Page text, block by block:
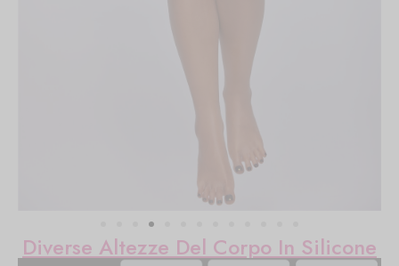
Diverse Altezze Del Corpo In Silicone